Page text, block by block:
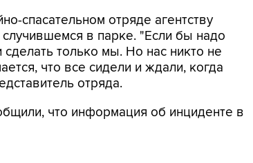
спасательном отряде агентству
в парке. "Если бы надо
только мы. Но нас никто не
что все сидели и ждали, когда
отряда.
что информация об инциденте в